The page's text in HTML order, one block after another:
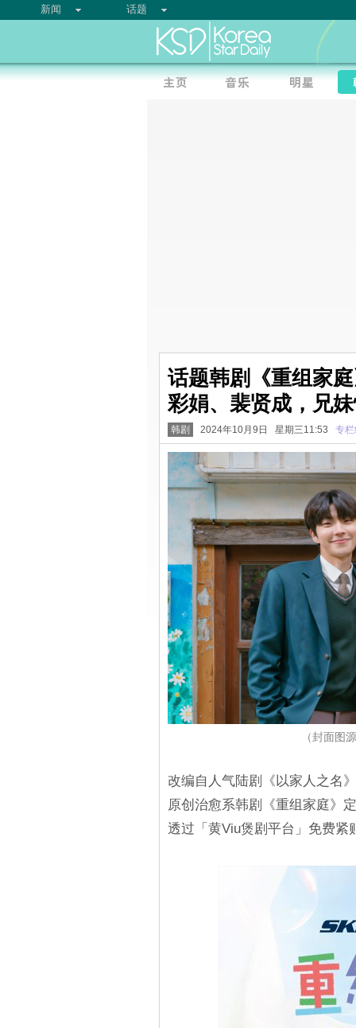
新闻 话题
话题韩剧《重组家
彩娟、裴贤成，兄
韩剧 2024年10月9日 星期三11:53 专栏
（封面图
改编自人气陆剧《以家人之名
原创治愈系韩剧《重组家庭》
透过「黄Viu煲剧平台」免费紧